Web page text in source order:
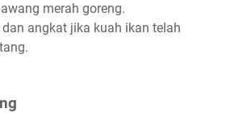
merah goreng.
angkat jika kuah ikan telah